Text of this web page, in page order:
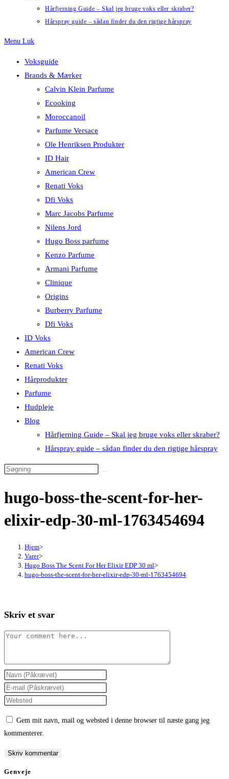
Hårfjerning Guide – Skal jeg bruge voks eller skraber?
Hårspray guide – sådan finder du den rigtige hårspray
Menu Luk
Voksguide
Brands & Mærker
Calvin Klein Parfume
Ecooking
Moroccanoil
Parfume Versace
Ole Henriksen Produkter
ID Hair
American Crew
Renati Voks
Dfi Voks
Marc Jacobs Parfume
Nilens Jord
Hugo Boss parfume
Kenzo Parfume
Armani Parfume
Clinique
Origins
Burberry Parfume
Dfi Voks
ID Voks
American Crew
Renati Voks
Hårprodukter
Parfume
Hudpleje
Blog
Hårfjerning Guide – Skal jeg bruge voks eller skraber?
Hårspray guide – sådan finder du den rigtige hårspray
hugo-boss-the-scent-for-her-
elixir-edp-30-ml-1763454694
Hjem>
Varer>
Hugo Boss The Scent For Her Elixir EDP 30 ml>
hugo-boss-the-scent-for-her-elixir-edp-30-ml-1763454694
Skriv et svar
Comment
Enter
your
name
comment
Enter
your
comment
Enter
(optional)
Gem mit navn, mail og websted i denne browser til næste gang jeg
kommenterer.
Genveje